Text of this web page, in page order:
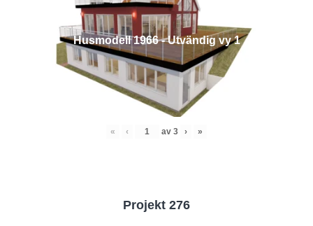
Husmodell 1966 - Utvändig vy 1
« ‹ av 3 › »
Projekt 276